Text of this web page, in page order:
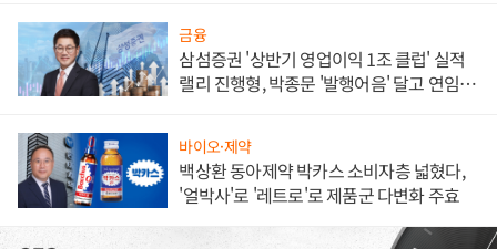
금융
삼섬증권 '상반기 영업이익 1조 클럽' 실적
랠리 진행형, 박종문 '발행어음' 달고 연임 향
바이오·제약
백상환 동아제약 박카스 소비자층 넓혔다,
'얼박사'로 '레트로'로 제품군 다변화 주효